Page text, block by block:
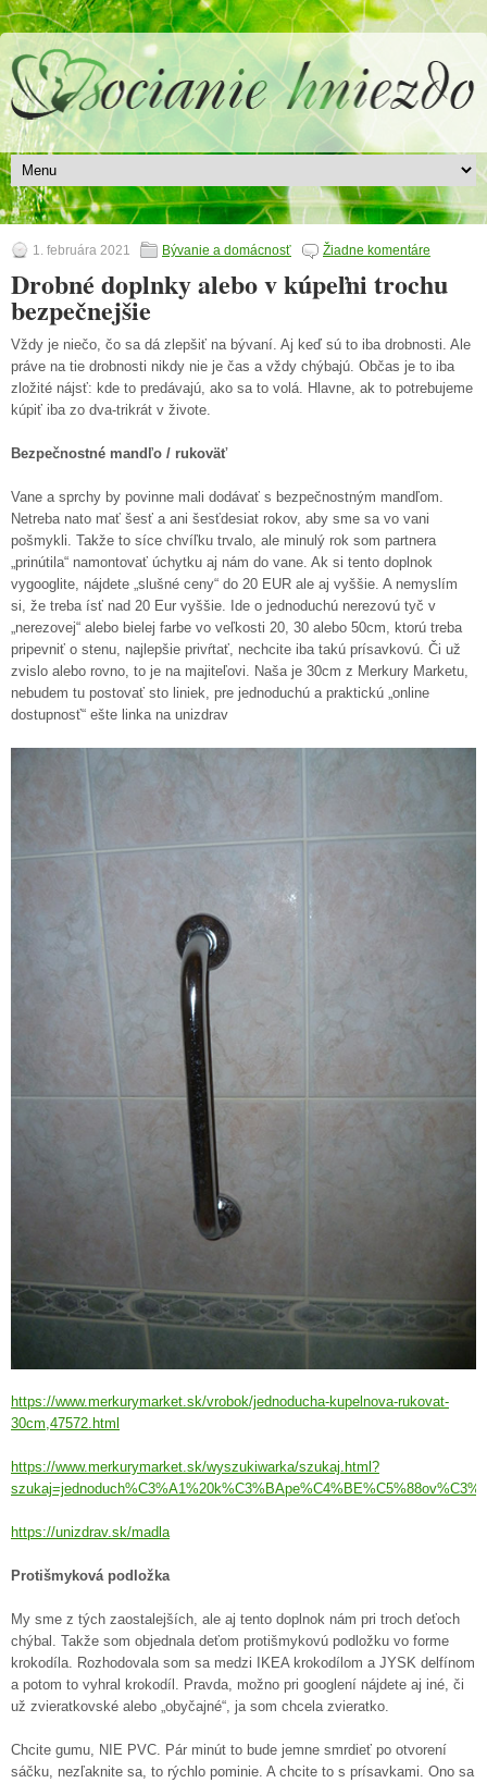
1. februára 2021 Bývanie a domácnosť Žiadne komentáre
Drobné doplnky alebo v kúpeľni trochu
bezpečnejšie
Vždy je niečo, čo sa dá zlepšiť na bývaní. Aj keď sú to iba drobnosti. Ale
práve na tie drobnosti nikdy nie je čas a vždy chýbajú. Občas je to iba
zložité nájsť: kde to predávajú, ako sa to volá. Hlavne, ak to potrebujeme
kúpiť iba zo dva-trikrát v živote.
Bezpečnostné mandľo / rukoväť
Vane a sprchy by povinne mali dodávať s bezpečnostným mandľom.
Netreba nato mať šesť a ani šesťdesiat rokov, aby sme sa vo vani
pošmykli. Takže to síce chvíľku trvalo, ale minulý rok som partnera
„prinútila“ namontovať úchytku aj nám do vane. Ak si tento doplnok
vygooglite, nájdete „slušné ceny“ do 20 EUR ale aj vyššie. A nemyslím
si, že treba ísť nad 20 Eur vyššie. Ide o jednoduchú nerezovú tyč v
„nerezovej“ alebo bielej farbe vo veľkosti 20, 30 alebo 50cm, ktorú treba
pripevniť o stenu, najlepšie privŕtať, nechcite iba takú prísavkovú. Či už
zvislo alebo rovno, to je na majiteľovi. Naša je 30cm z Merkury Marketu,
nebudem tu postovať sto liniek, pre jednoduchú a praktickú „online
dostupnosť“ ešte linka na unizdrav
https://www.merkurymarket.sk/vrobok/jednoducha-kupelnova-rukovat-
30cm,47572.html
https://www.merkurymarket.sk/wyszukiwarka/szukaj.html?
https://unizdrav.sk/madla
Protišmyková podložka
My sme z tých zaostalejších, ale aj tento doplnok nám pri troch deťoch
chýbal. Takže som objednala deťom protišmykovú podložku vo forme
krokodíla. Rozhodovala som sa medzi IKEA krokodílom a JYSK delfínom
a potom to vyhral krokodíl. Pravda, možno pri googlení nájdete aj iné, či
už zvieratkovské alebo „obyčajné“, ja som chcela zvieratko.
Chcite gumu, NIE PVC. Pár minút to bude jemne smrdieť po otvorení
sáčku, nezľaknite sa, to rýchlo pominie. A chcite to s prísavkami. Ono sa